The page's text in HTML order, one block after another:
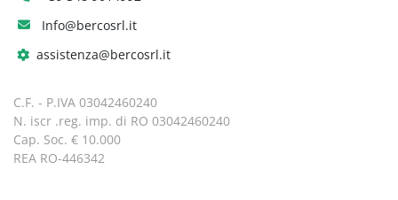
secondi per le stazioni adiacenti e di 0,5
secondi per le stazioni all'estremità
opposta del disco.
servomotore a corrente alternata per
fornire un'elevata potenza, sotto forma di
coppia. Ora, anche i lavori più impegnativi
Info@bercosrl.it
assistenza@bercosrl.it
C.F. - P.IVA 03042460240
N. iscr .reg. imp. di RO 03042460240
Cap. Soc. € 10.000
REA RO-446342